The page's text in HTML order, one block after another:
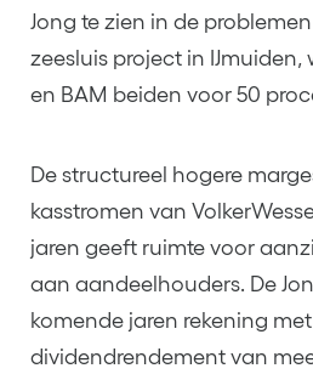
Jong te zien in de
zeesluis project in IJmuiden,
en BAM beiden voor 50
De structureel hogere
kasstromen van
jaren geeft ruimte voor
aan aandeelhouders. De
komende jaren rekening
dividendrendement van